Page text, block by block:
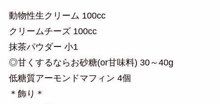
動物性生クリーム 100cc
クリームチーズ 100cc
抹茶パウダー 小1
◎甘くするならお砂糖(or甘味料) 30～40g
低糖質アーモンドマフィン 4個
＊飾り＊